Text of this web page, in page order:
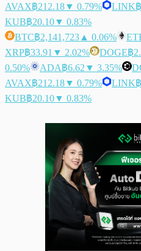
AVAX฿212.18▼ 0.79% LINK
KUB฿20.10▼ 0.83%
BTC฿2,141,723 ▲ 0.06%
XRP฿33.91 ▼ 2.02% DOGE฿
0.50%
ADA฿6.62 ▼ 3.35%
AVAX฿212.18▼ 0.79% LINK
KUB฿20.10▼ 0.83%